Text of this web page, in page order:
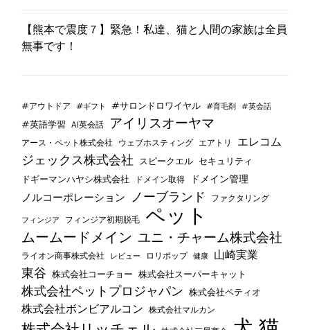
【熊本で震度７】緊急！私達、猫と人間の家族は全員
無事です！
#アウトドア #ギフト #サロンドロワイヤル #育毛剤 #英会話
#英語学習 AI英会話 アイリスオーヤマ
アース・ペット株式会社 ウェブホスティング エアトリ エレコム
ジェックス株式会社 スピークエル セキュリティ
ドギーマンハヤシ株式会社 ドメイン取得 ドメイン管理
ノルコーポレーション ノーブランド ファクタリング
フィンジア フィンジア初期脱毛 ペット
ムームードメイン ユニ・チャーム株式会社
ライオン商事株式会社 レビュー ロリポップ 健康 山崎実業
東谷 株式会社コーチョー 株式会社スーパーキャット
株式会社ペットプロジャパン 株式会社ペティオ
株式会社ボンビアルコン 株式会社マルカン